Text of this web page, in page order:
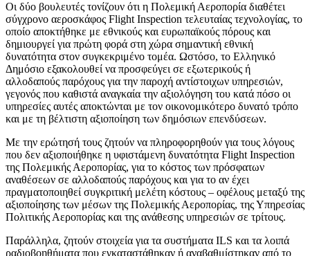
Οι δύο βουλευτές τονίζουν ότι η Πολεμική Αεροπορία διαθέτει
σύγχρονο αεροσκάφος Flight Inspection τελευταίας τεχνολογίας, το
οποίο αποκτήθηκε με εθνικούς και ευρωπαϊκούς πόρους και
δημιουργεί για πρώτη φορά στη χώρα σημαντική εθνική
δυνατότητα στον συγκεκριμένο τομέα. Ωστόσο, το Ελληνικό
Δημόσιο εξακολουθεί να προσφεύγει σε εξωτερικούς ή
αλλοδαπούς παρόχους για την παροχή αντίστοιχων υπηρεσιών,
γεγονός που καθιστά αναγκαία την αξιολόγηση του κατά πόσο οι
υπηρεσίες αυτές αποκτώνται με τον οικονομικότερο δυνατό τρόπο
και με τη βέλτιστη αξιοποίηση των δημόσιων επενδύσεων.
Με την ερώτησή τους ζητούν να πληροφορηθούν για τους λόγους
που δεν αξιοποιήθηκε η υφιστάμενη δυνατότητα Flight Inspection
της Πολεμικής Αεροπορίας, για το κόστος των πρόσφατων
αναθέσεων σε αλλοδαπούς παρόχους και για το αν έχει
πραγματοποιηθεί συγκριτική μελέτη κόστους – οφέλους μεταξύ της
αξιοποίησης των μέσων της Πολεμικής Αεροπορίας, της Υπηρεσίας
Πολιτικής Αεροπορίας και της ανάθεσης υπηρεσιών σε τρίτους.
Παράλληλα, ζητούν στοιχεία για τα συστήματα ILS και τα λοιπά
ραδιοβοηθήματα που εγκαταστάθηκαν ή αναβαθμίστηκαν από το